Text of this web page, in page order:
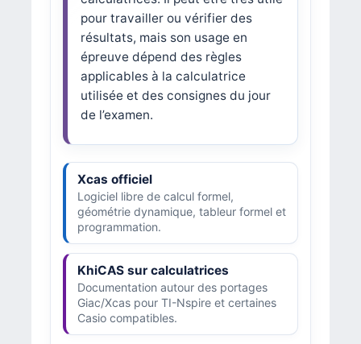
pour travailler ou vérifier des
résultats, mais son usage en
épreuve dépend des règles
applicables à la calculatrice
utilisée et des consignes du jour
de l’examen.
Xcas officiel
Logiciel libre de calcul formel,
géométrie dynamique, tableur formel et
programmation.
KhiCAS sur calculatrices
Documentation autour des portages
Giac/Xcas pour TI-Nspire et certaines
Casio compatibles.